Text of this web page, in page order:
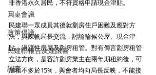
圓桌會議
政策倡議
民建聯報告及建議書
調查
非香港永久居民，不符資格申請現金津貼。
民建聯一眾成員其後就劏房住戶困難及應對方
法，與陳帆局長交流，討論輪候公屋、現金津
貼、過渡性房屋及劏房租管。對有傳言劏房租管
立法方向，是容許劏房業主在兩年期租約後，可
加租不多於15%，與會者均向局長反映，不能接